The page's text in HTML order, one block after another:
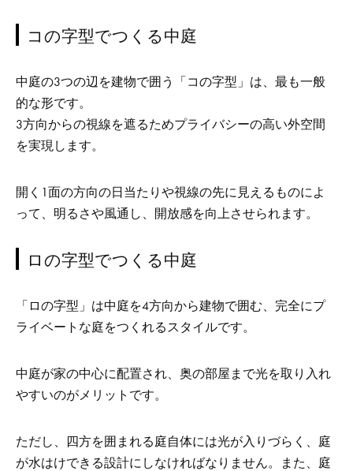
コの字型でつくる中庭
中庭の3つの辺を建物で囲う「コの字型」は、最も一般
的な形です。
3方向からの視線を遮るためプライバシーの高い外空間
を実現します。
開く1面の方向の日当たりや視線の先に見えるものによ
って、明るさや風通し、開放感を向上させられます。
ロの字型でつくる中庭
「ロの字型」は中庭を4方向から建物で囲む、完全にプ
ライベートな庭をつくれるスタイルです。
中庭が家の中心に配置され、奥の部屋まで光を取り入れ
やすいのがメリットです。
ただし、四方を囲まれる庭自体には光が入りづらく、庭
が水はけできる設計にしなければなりません。また、庭